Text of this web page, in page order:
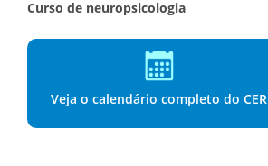
Curso de neuropsicologia
Veja o calendário completo do CER